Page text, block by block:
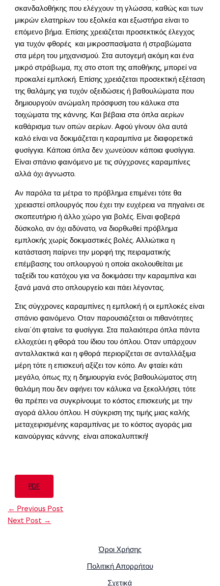
σκανδαλοθήκης που ελέγχουν τη γλώσσα, καθώς και των
μικρών ελατηρίων του εξολκέα και εξωστήρα είναι το
επόμενο βήμα. Επίσης χρειάζεται προσεκτικός έλεγχος
για τυχόν φθορές και μικροσπασίματα ή στραβώματα
στα μέρη του μηχανισμού. Στα αυτογεμή ακόμη και ένα
μικρό στράβωμα, πχ στο στοπ της αποθήκης, μπορεί να
προκαλεί εμπλοκή. Επίσης χρειάζεται προσεκτική εξέταση
της θαλάμης για τυχόν οξειδώσεις ή βαθουλώματα που
δημιουργούν ανώμαλη πρόσφυση του κάλυκα στα
τοιχώματα της κάννης. Και βέβαια στα όπλα αερίων
καθάρισμα των οπών αερίων. Αφού γίνουν όλα αυτά
καλό είναι να δοκιμάζεται η καραμπίνα με διαφορετικά
φυσίγγια. Κάποια όπλα δεν χωνεύουν κάποια φυσίγγια.
Είναι σπάνιο φαινόμενο με τις σύγχρονες καραμπίνες
αλλά όχι άγνωστο.
Αν παρόλα τα μέτρα το πρόβλημα επιμένει τότε θα
χρειαστεί οπλουργός που έχει την ευχέρεια να πηγαίνει σε
σκοπευτήριο ή άλλο χώρο για βολές. Είναι φοβερά
δύσκολο, αν όχι αδύνατο, να διορθωθεί πρόβλημα
εμπλοκής χωρίς δοκιμαστικές βολές. Αλλιώτικα η
κατάσταση παίρνει την μορφή της πειραματικής
επέμβασης του οπλουργού η οποία ακολουθείται με
ταξείδι του κατόχου για να δοκιμάσει την καραμπίνα και
ξανά μανά στο οπλουργείο και πάει λέγοντας.
Στις σύγχρονες καραμπίνες η εμπλοκή ή οι εμπλοκές είναι
σπάνιο φαινόμενο. Οταν παρουσιάζεται οι πιθανότητες
είναι΄ότι φταίνε τα φυσίγγια. Στα παλαιότερα όπλα πάντα
ελλοχεύει η φθορά του ίδιου του όπλου. Οταν υπάρχουν
ανταλλακτικά και η φθορά περιορίζεται σε ανταλλάξιμα
μέρη τότε η επισκευή αξίζει τον κόπο. Αν φταίει κάτι
μεγάλο, όπως πχ η δημιουργία ενός βαθουλώματος στη
θαλάμη που δεν αφήνει τον κάλυκα να ξεκολλήσει, τότε
θα πρέπει να συγκρίνουμε το κόστος επισκευής με την
αγορά άλλου όπλου. Η σύγκριση της τιμής μιας καλής
μεταχειρισμένης καραμπίνας με το κόστος αγοράς μια
καινούργιας κάννης είναι αποκαλυπτική!
PDF
← Previous Post
Next Post →
Όροι Χρήσης
Πολιτική Απορρήτου
Σχετικά